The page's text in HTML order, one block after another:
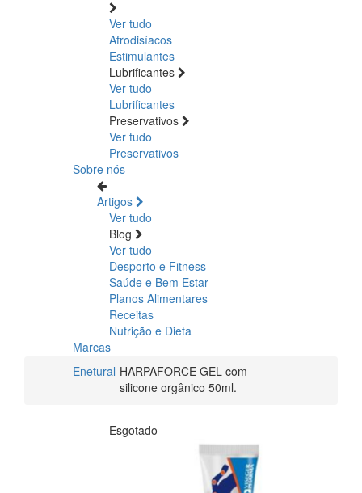
Ver tudo
Afrodisíacos
Estimulantes
Lubrificantes
Ver tudo
Lubrificantes
Preservativos
Ver tudo
Preservativos
Sobre nós
Artigos
Ver tudo
Blog
Ver tudo
Desporto e Fitness
Saúde e Bem Estar
Planos Alimentares
Receitas
Nutrição e Dieta
Marcas
Enetural HARPAFORCE GEL com
silicone orgânico 50ml.
Esgotado